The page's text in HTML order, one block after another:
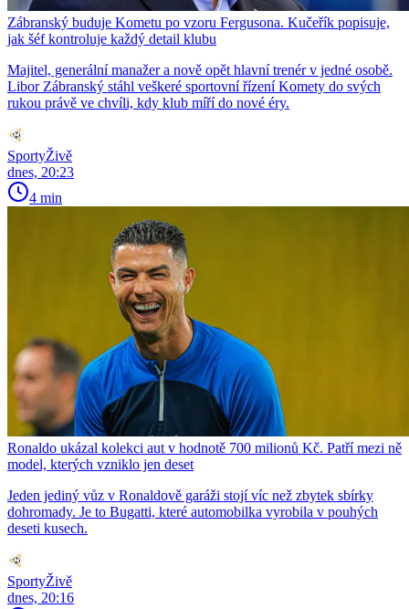
Zábranský buduje Kometu po vzoru Fergusona. Kučeřík popisuje,
jak šéf kontroluje každý detail klubu
Majitel, generální manažer a nově opět hlavní trenér v jedné osobě.
Libor Zábranský stáhl veškeré sportovní řízení Komety do svých
rukou právě ve chvíli, kdy klub míří do nové éry.
SportyŽivě
dnes, 20:23
4 min
Ronaldo ukázal kolekci aut v hodnotě 700 milionů Kč. Patří mezi ně
model, kterých vzniklo jen deset
Jeden jediný vůz v Ronaldově garáži stojí víc než zbytek sbírky
dohromady. Je to Bugatti, které automobilka vyrobila v pouhých
deseti kusech.
SportyŽivě
dnes, 20:16